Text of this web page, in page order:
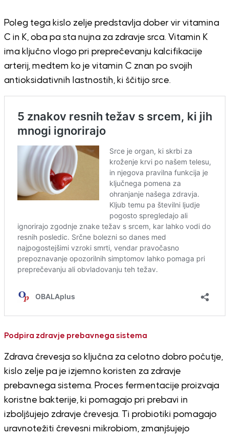
Poleg tega kislo zelje predstavlja dober vir vitamina
C in K, oba pa sta nujna za zdravje srca. Vitamin K
ima ključno vlogo pri preprečevanju kalcifikacije
arterij, medtem ko je vitamin C znan po svojih
antioksidativnih lastnostih, ki ščitijo srce.
Podpira zdravje prebavnega sistema
Zdrava črevesja so ključna za celotno dobro počutje,
kislo zelje pa je izjemno koristen za zdravje
prebavnega sistema. Proces fermentacije proizvaja
koristne bakterije, ki pomagajo pri prebavi in
izboljšujejo zdravje črevesja. Ti probiotiki pomagajo
uravnotežiti črevesni mikrobiom, zmanjšujejo